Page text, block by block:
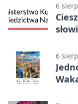
6
6